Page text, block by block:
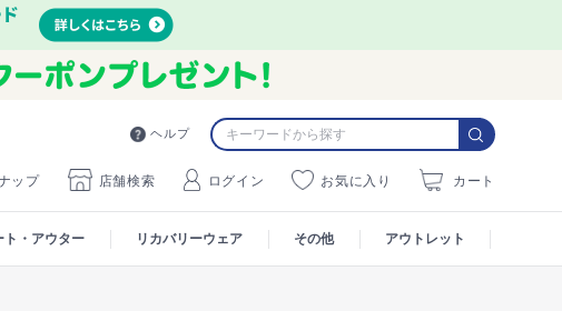
ヘルプ
ップ 店舗検索 ログイン お気に入り カート
ト・アウター リカバリーウェア その他 アウトレット